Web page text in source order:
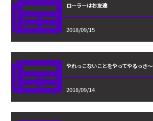
ローラーはお友達
2018/09/15
やれっこないことをやってやるっさ〜
2018/09/14